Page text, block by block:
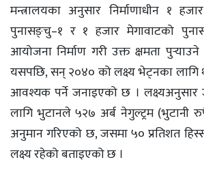
मन्त्रालयका अनुसार निर्माणाधीन १
पुनासङ्चु–१ र १ हजार मेगावाटको
आयोजना निर्माण गरी उक्त क्षमता
यसपछि, सन् २०४० को लक्ष्य भेट्नका लागि
आवश्यक पर्ने जनाइएको छ । लक्ष्यअनुसार
लागि भुटानले ५२७ अर्ब नेगुल्ट्रम (भुटानी
अनुमान गरिएको छ, जसमा ५० प्रतिशत
लक्ष्य रहेको बताइएको छ ।